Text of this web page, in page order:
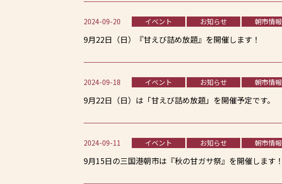
2024-09-20 イベント お知らせ 朝市情報
9月22日（日）『甘えび詰め放題』を開催します！
2024-09-18 イベント お知らせ 朝市情報
9月22日（日）は「甘えび詰め放題」を開催予定です。
2024-09-11 イベント お知らせ 朝市情報
9月15日の三国港朝市は『秋の甘ガサ祭』を開催します！